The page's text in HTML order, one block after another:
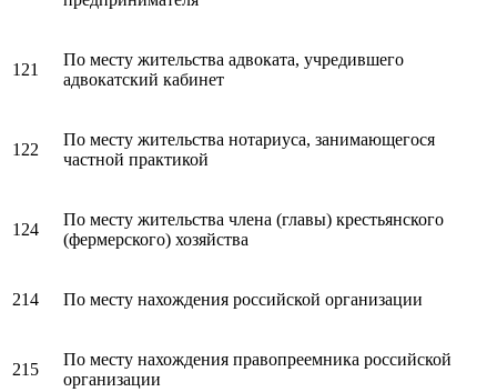
121
По месту жительства адвоката, учредившего
адвокатский кабинет
122
По месту жительства нотариуса, занимающегося
частной практикой
124
По месту жительства члена (главы) крестьянского
(фермерского) хозяйства
214 По месту нахождения российской организации
215
По месту нахождения правопреемника российской
организации